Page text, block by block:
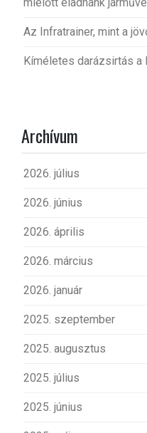
Az Infratrainer, mint a
Kíméletes darázsirtás a
Archívum
2026. július
2026. június
2026. április
2026. március
2026. január
2025. szeptember
2025. augusztus
2025. július
2025. június